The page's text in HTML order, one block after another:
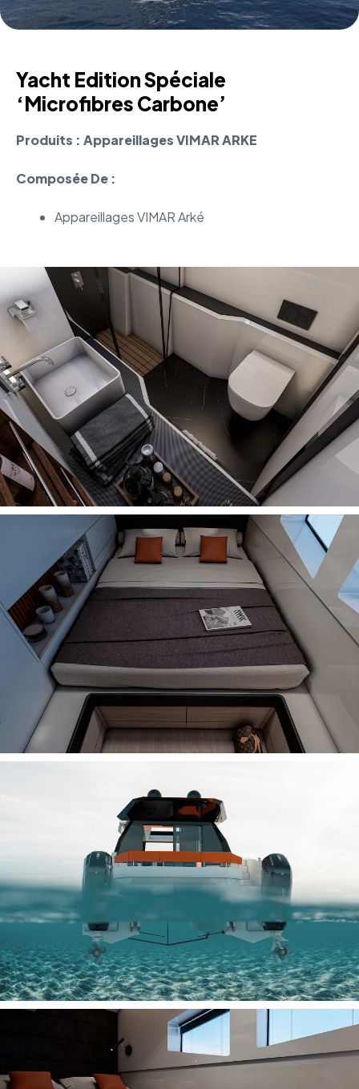
Yacht Edition Spéciale
‘Microfibres Carbone’
Produits : Appareillages VIMAR ARKE
Composée De :
Appareillages VIMAR Arké